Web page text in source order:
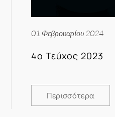
01 Φεβρουαρίου 2024
4ο Τεύχος 2023
Περισσότερα